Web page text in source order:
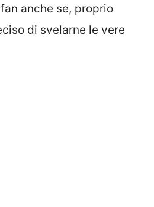
anche se, proprio
di svelarne le vere